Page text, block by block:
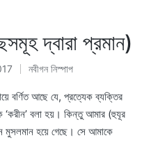
দ্বারা প্রমান)
Posted
in
নবীগন নিস্পাপ
বলা হয়। কিন্তু আমার (হুযূর
মুসলমান হয়ে গেছে। সে আমাকে